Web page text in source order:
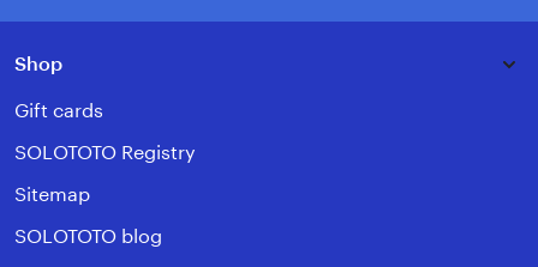
Shop
Gift cards
SOLOTOTO Registry
Sitemap
SOLOTOTO blog